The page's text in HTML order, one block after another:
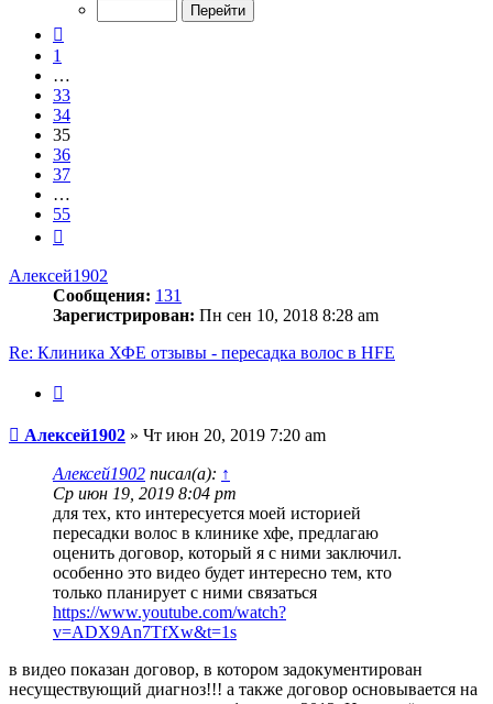
1
…
33
34
35
36
37
…
55
Алексей1902
Сообщения: 131
Зарегистрирован: Пн сен 10, 2018 8:28 am
Re: Клиника ХФЕ отзывы - пересадка волос в HFE
Сообщение
Алексей1902 » Чт июн 20, 2019 7:20 am
Алексей1902 писал(а): ↑
Ср июн 19, 2019 8:04 pm
для тех, кто интересуется моей историей
пересадки волос в клинике хфе, предлагаю
оценить договор, который я с ними заключил.
особенно это видео будет интересно тем, кто
только планирует с ними связаться
https://www.youtube.com/watch?
v=ADX9An7TfXw&t=1s
в видео показан договор, в котором задокументирован
несуществующий диагноз!!! а также договор основывается на